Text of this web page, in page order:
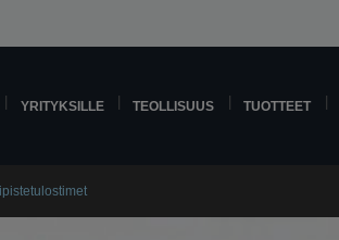
YRITYKSILLE TEOLLISUUS TUOTTEET